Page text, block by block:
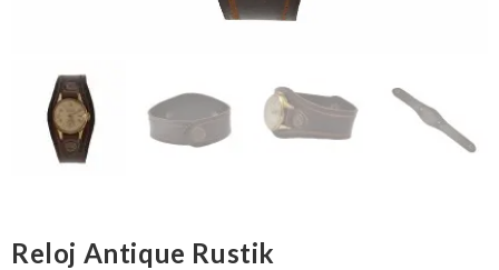
Reloj Antique Rustik